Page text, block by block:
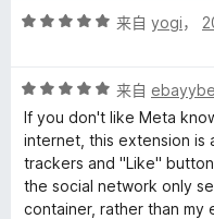
e
r
的
评
评
/
5
来自 yogi，
评
分
5
/
5
来自 ebayybe
If you don't like Meta
internet, this extension is
trackers and "Like"
the social network only
container, rather than my